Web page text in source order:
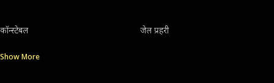
कॉन्स्टेबल जेल प्रहरी
Show More